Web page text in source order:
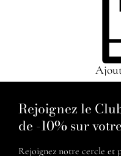
Rejoignez le
de -10% sur
Rejoignez notre cercle et